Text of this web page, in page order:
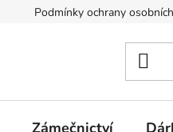
Podmínky ochrany
Zámečnictví